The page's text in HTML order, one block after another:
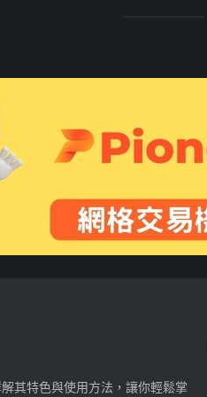
其特色與使用方法，讓你輕鬆掌